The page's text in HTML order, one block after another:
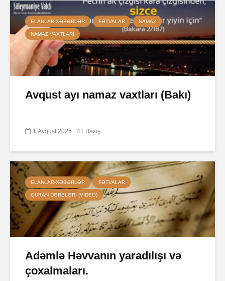
ELANLAR-XƏBƏRLƏR FƏTVALAR NAMAZ
NAMAZ VAXTLARI
Avqust ayı namaz vaxtları (Bakı)
1 Avqust 2026 41 Baxış
ELANLAR-XƏBƏRLƏR FƏTVALAR
QURAN DƏRSLƏRI (VIDEO)
Adəmlə Həvvanın yaradılışı və
çoxalmaları.